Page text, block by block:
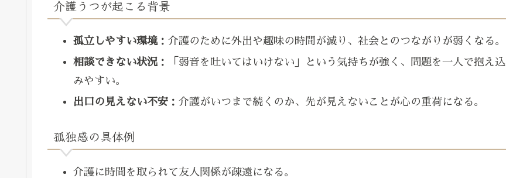
介護うつが起こる背景
孤立しやすい環境：介護のために外出や趣味の時間が減り、社会とのつながりが弱くなる。
相談できない状況：「弱音を吐いてはいけない」という気持ちが強く、問題を一人で抱え込
みやすい。
出口の見えない不安：介護がいつまで続くのか、先が見えないことが心の重荷になる。
孤独感の具体例
介護に時間を取られて友人関係が疎遠になる。